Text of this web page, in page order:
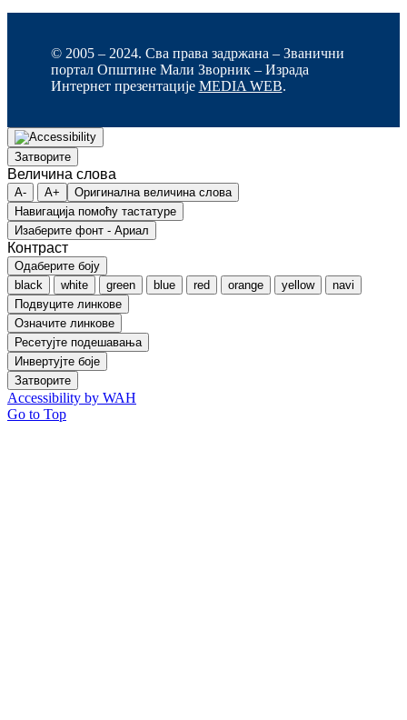
© 2005 – 2024. Сва права задржана – Званични
портал Општине Мали Зворник – Израда
Интернет презентације MEDIA WEB.
Затворите
Величина слова
A- A+
Оригинална величина слова
Навигација помоћу тастатуре
Изаберите фонт - Ариал
Контраст
Одаберите боју
black
white green blue red orange yellow
navi
Подвуците линкове
Означите линкове
Ресетујте подешавања
Инвертујте боје
Затворите
Accessibility by WAH
Go to Top